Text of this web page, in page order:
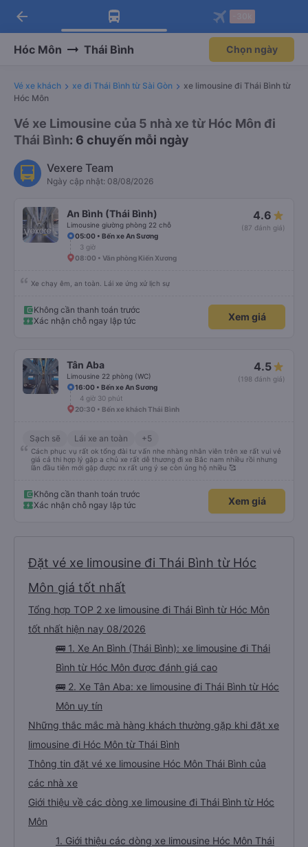
Tải app Vexere ngay!
Nhận ưu đãi thành viên độc
Mở app
Tải app Vexere
-30k/ghế khi đặt vé máy bay qua
Mở app
arrow_back
Hóc Môn Thái Bình Chọn ngày
Vé xe khách xe đi Thái Bình từ Sài Gòn
xe limousine đi Thái Bình từ
Hóc Môn
Vé xe Limousine của 5 nhà xe từ Hóc Môn đi
Thái Bình: 6 chuyến mỗi ngày
Vexere Team
Ngày cập nhật: 08/08/2026
An Bình (Thái Bình)
Limousine giường phòng 22 chỗ
4.6
(87 đánh giá)
05:00 • Bến xe An Sương
3 giờ
08:00 • Văn phòng Kiến Xương
Xe chạy êm, an toàn. Lái xe ứng xử lịch sự
Không cần thanh toán trước
Xác nhận chỗ ngay lập tức
Xem giá
Tân Aba
Limousine 22 phòng (WC)
4.5
(198 đánh giá)
16:00 • Bến xe An Sương
4 giờ 30 phút
20:30 • Bến xe khách Thái Bình
Sạch sẽ Lái xe an toàn +5
Cách phục vụ rất ok tổng đài tư vấn nhe nhàng nhân viên trên xe rất vui vẻ
giá cả thi hợp lý gặp a chủ xe rất dễ thương đi xe Bắc nam nhiều rồi nhưng
lần đầu tiên mới gặp được nx rất ung ý se còn ủng hộ nhiều 🥰
Không cần thanh toán trước
Xác nhận chỗ ngay lập tức
Xem giá
Đặt vé xe limousine đi Thái Bình từ Hóc
Môn giá tốt nhất
Tổng hợp TOP 2 xe limousine đi Thái Bình từ Hóc Môn
tốt nhất hiện nay 08/2026
🚌 1. Xe An Bình (Thái Bình): xe limousine đi Thái
Bình từ Hóc Môn được đánh giá cao
🚌 2. Xe Tân Aba: xe limousine đi Thái Bình từ Hóc
Môn uy tín
Những thắc mắc mà hàng khách thường gặp khi đặt xe
limousine đi Hóc Môn từ Thái Bình
Thông tin đặt vé xe limousine Hóc Môn Thái Bình của
các nhà xe
Giới thiệu về các dòng xe limousine đi Thái Bình từ Hóc
Môn
1. Giới thiệu các dòng xe limousine Hóc Môn Thái